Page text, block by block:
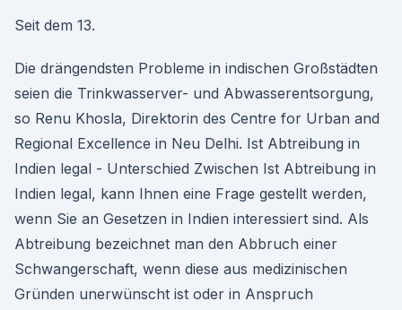
Seit dem 13.
Die drängendsten Probleme in indischen Großstädten
seien die Trinkwasserver- und Abwasserentsorgung,
so Renu Khosla, Direktorin des Centre for Urban and
Regional Excellence in Neu Delhi. Ist Abtreibung in
Indien legal - Unterschied Zwischen Ist Abtreibung in
Indien legal, kann Ihnen eine Frage gestellt werden,
wenn Sie an Gesetzen in Indien interessiert sind. Als
Abtreibung bezeichnet man den Abbruch einer
Schwangerschaft, wenn diese aus medizinischen
Gründen unerwünscht ist oder in Anspruch